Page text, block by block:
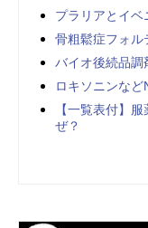
プラリアとイ
骨粗鬆症フォル
バイオ後続品調
ロキソニンなど
【一覧表付】
ぜ？